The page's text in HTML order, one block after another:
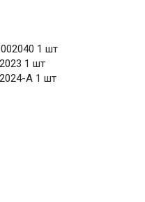
1 шт
1 шт
А 1 шт